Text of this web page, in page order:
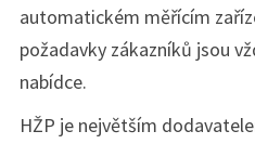
automatickém měřícím
požadavky zákazníků jsou
nabídce.
HŽP je největším